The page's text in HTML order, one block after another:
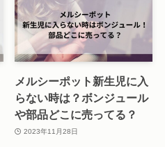
メルシーポット新生児に入
らない時は？ボンジュール
や部品どこに売ってる？
2023年11月28日